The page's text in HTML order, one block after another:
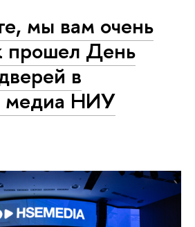
мы вам очень
прошел День
в
медиа НИУ